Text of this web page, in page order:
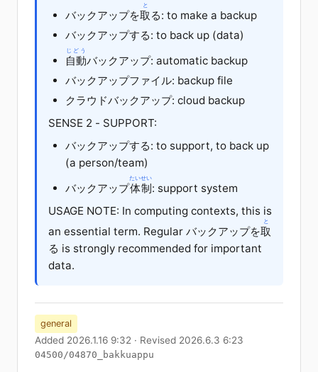
バックアップを取
と
る: to make a backup
バックアップする: to back up (data)
自動
じどう
バックアップ: automatic backup
バックアップファイル: backup file
クラウドバックアップ: cloud backup
SENSE 2 - SUPPORT:
バックアップする: to support, to back up
(a person/team)
バックアップ体制
たいせい
: support system
USAGE NOTE: In computing contexts, this is
an essential term. Regular バックアップを取
と
る is strongly recommended for important
data.
general
Added 2026.1.16 9:32 · Revised 2026.6.3 6:23
04500/04870_bakkuappu